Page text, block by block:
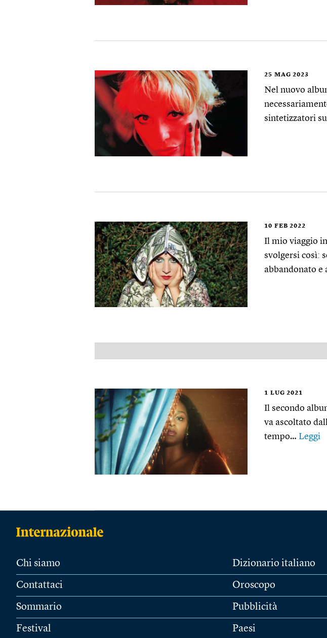
25 MAG 2023
Nel nuovo
sintetizzatori
10 FEB 2022
Il mio viaggio
svolgersi così:
abbandonato e
1 LUG 2021
Il secondo
va ascoltato
tempo… Leggi
Chi siamo
Contattaci
Sommario
Festival
Dizionario italiano
Oroscopo
Pubblicità
Paesi